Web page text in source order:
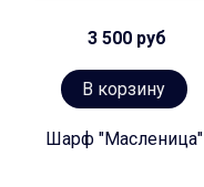
3 500 руб
В корзину
Шарф "Масленица"